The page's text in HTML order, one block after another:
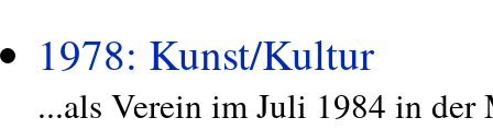
1978: Kunst/Kultur
...als Verein im Juli 1984 in